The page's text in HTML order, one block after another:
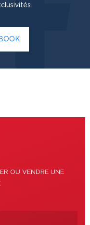
OU VENDRE UNE